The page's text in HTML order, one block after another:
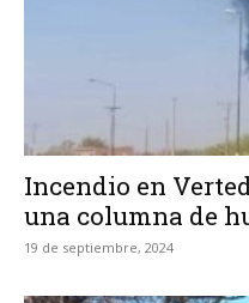
Incendio en
una columna de
19 de septiembre, 2024